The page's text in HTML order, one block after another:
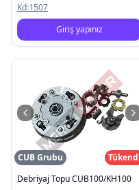
Kd:1507
Giriş yapınız
CUB Grubu
Debriyaj Topu CUB100/KH100